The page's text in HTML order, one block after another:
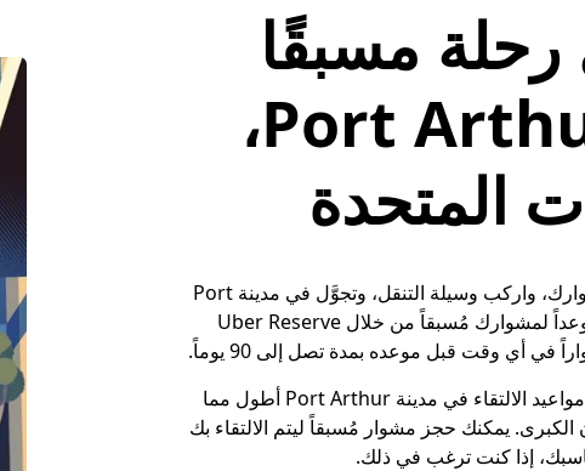
مسبقًا
في Port Arthur،
المتحدة
أضِف تفاصيل مشوارك، واركب وسيلة التنقل، وتجوَّل في مدينة Port
Arthur. أو حدِّد موعداً لمشوارك مُسبقاً من خلال Uber Reserve
أي وقت قبل موعده بمدة تصل إلى 90 يوماً.
قد تكون مواعيد الالتقاء في مدينة Port Arthur أطول مما
يمكنك حجز مشوار مُسبقاً ليتم الالتقاء بك
إذا كنت ترغب في ذلك.